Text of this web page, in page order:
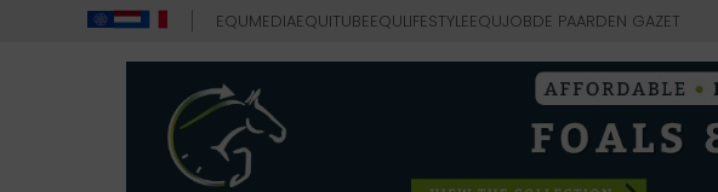
EQUMEDIAEQUITUBEEQULIFESTYLEEQUJOBDE PAARDEN GAZET